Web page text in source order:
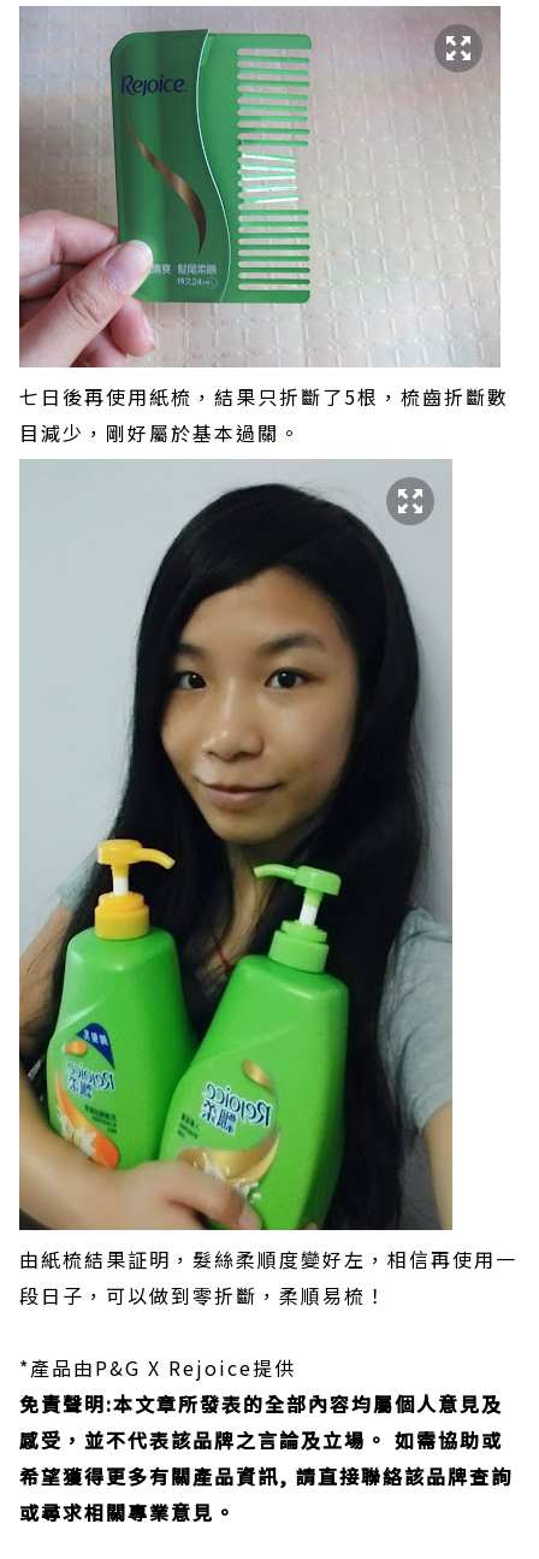
七日後再使用紙梳，結果只折斷了5根，梳齒折斷數
目減少，剛好屬於基本過關。
由紙梳結果証明，髮絲柔順度變好左，相信再使用一
段日子，可以做到零折斷，柔順易梳！
*產品由P&G X Rejoice提供
免責聲明:本文章所發表的全部內容均屬個人意見及
感受，並不代表該品牌之言論及立場。 如需協助或
希望獲得更多有關產品資訊, 請直接聯絡該品牌查詢
或尋求相關專業意見。